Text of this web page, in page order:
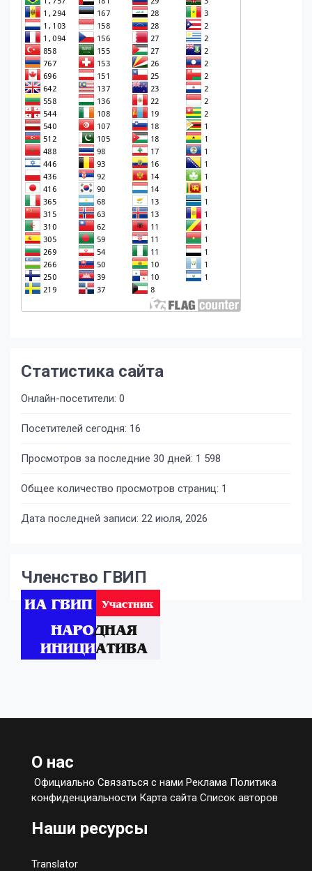
Статистика сайта
Онлайн-посетители: 0
Посетителей сегодня: 16
Просмотров за последние 30 дней: 1 598
Общее количество просмотров страниц: 1
Дата последней записи: 22 июля, 2026
Членство ГВИП
О нас
Официально Связаться с нами Реклама Политика
конфиденциальности Карта сайта Список авторов
Наши ресурсы
Translator